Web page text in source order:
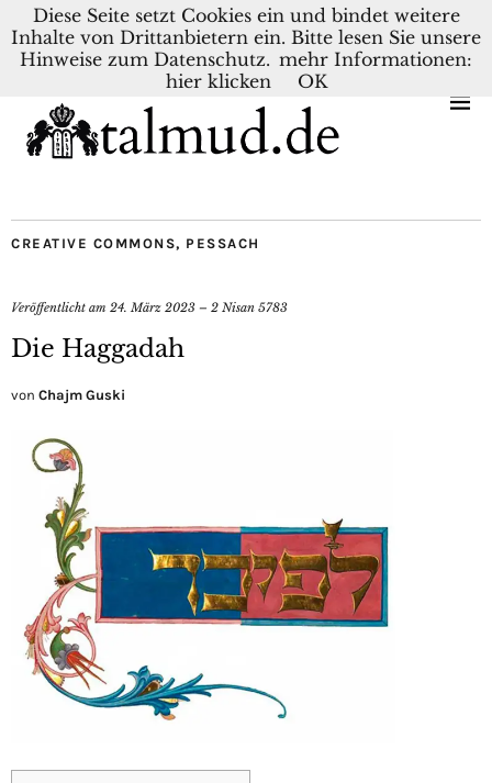
KONTAKT BLOG DEUTSCH NEDERLANDS
CREATIVE COMMONS, PESSACH
Veröffentlicht am 24. März 2023 – 2 Nisan 5783
Die Haggadah
von Chajm Guski
Diese Seite setzt Cookies ein und bindet weitere
Inhalte von Drittanbietern ein. Bitte lesen Sie unsere
Hinweise zum Datenschutz. mehr Informationen:
hier klicken
OK